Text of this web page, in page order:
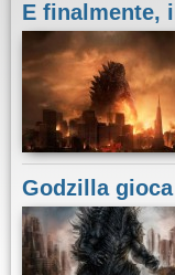
E finalmente,
Godzilla